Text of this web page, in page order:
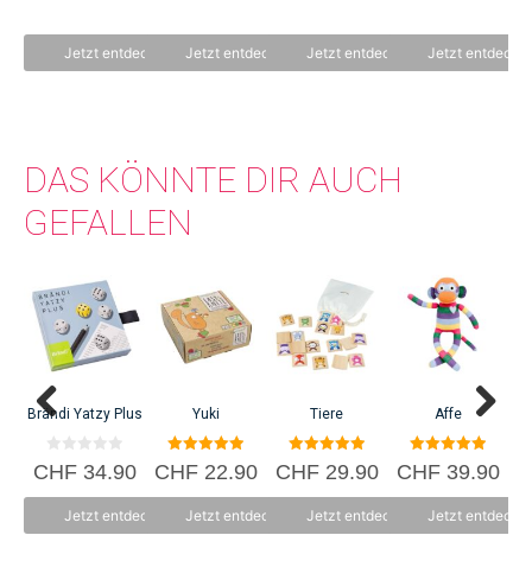
Jetzt entdecken Jetzt entdecken Jetzt entdecken Jetzt
DAS KÖNNTE DIR AUCH
GEFALLEN
Brändi Yatzy Plus
0
v
CHF34.90
Jetzt entdecken
Yuki
5.00
von 5
CHF22.90
Jetzt entdecken
Tiere
5.00
von 5
CHF29.90
Jetzt entdecken
Affe
5.00
von 5
CHF39.90
Jetzt